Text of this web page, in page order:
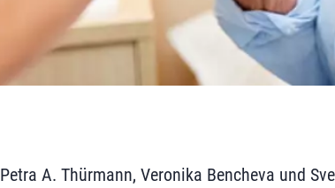
A. Thürmann, Veronika Bencheva und